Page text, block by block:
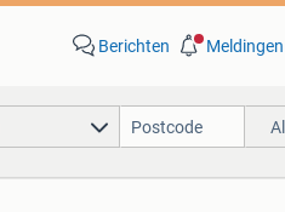
Berichten Meldingen